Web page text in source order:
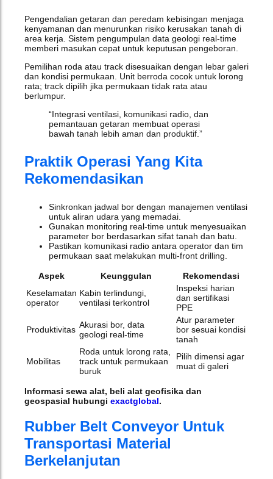
Pengendalian getaran dan peredam kebisingan menjaga
kenyamanan dan menurunkan risiko kerusakan tanah di
area kerja. Sistem pengumpulan data geologi real‑time
memberi masukan cepat untuk keputusan pengeboran.
Pemilihan roda atau track disesuaikan dengan lebar galeri
dan kondisi permukaan. Unit berroda cocok untuk lorong
rata; track dipilih jika permukaan tidak rata atau
berlumpur.
“Integrasi ventilasi, komunikasi radio, dan
pemantauan getaran membuat operasi
bawah tanah lebih aman dan produktif.”
Praktik Operasi Yang Kita
Rekomendasikan
Sinkronkan jadwal bor dengan manajemen ventilasi
untuk aliran udara yang memadai.
Gunakan monitoring real‑time untuk menyesuaikan
parameter bor berdasarkan sifat tanah dan batu.
Pastikan komunikasi radio antara operator dan tim
permukaan saat melakukan multi‑front drilling.
Aspek Keunggulan
Rekomendasi
Keselamatan
operator
Kabin terlindungi,
ventilasi terkontrol
Inspeksi harian
dan sertifikasi
PPE
Produktivitas Akurasi bor, data
geologi real‑time
Atur parameter
bor sesuai kondisi
tanah
Mobilitas
Roda untuk lorong rata,
track untuk permukaan
buruk
Pilih dimensi agar
muat di galeri
Informasi sewa alat, beli alat geofisika dan
geospasial hubungi exactglobal.
Rubber Belt Conveyor Untuk
Transportasi Material
Berkelanjutan